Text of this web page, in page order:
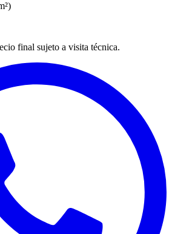
final sujeto a visita técnica.